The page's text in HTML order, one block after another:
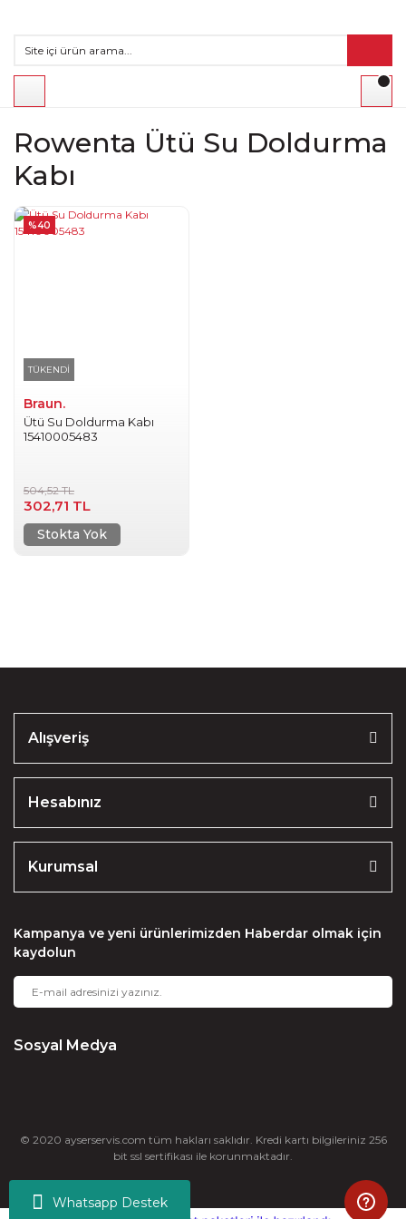
Whatsapp Destek
Rowenta Ütü Su Doldurma
Kabı
%40
TÜKENDİ
Braun.
Ütü Su Doldurma Kabı
15410005483
302,71 TL
504,52 TL
Stokta Yok
Alışveriş
Hesabınız
Kurumsal
Kampanya ve yeni ürünlerimizden Haberdar olmak için
kaydolun
Sosyal Medya
© 2020 ayserservis.com tüm hakları saklıdır. Kredi kartı bilgileriniz 256
bit ssl sertifikası ile korunmaktadır.